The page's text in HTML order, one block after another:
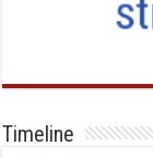
Timeline